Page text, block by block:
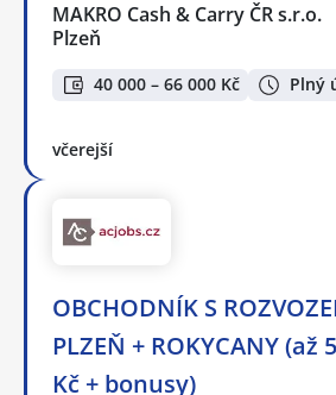
MAKRO Cash & Carry ČR s.r.o.
Plzeň
40 000 – 66 000 Kč Plný
včerejší
OBCHODNÍK S
PLZEŇ + ROKYCANY (až
Kč + bonusy)